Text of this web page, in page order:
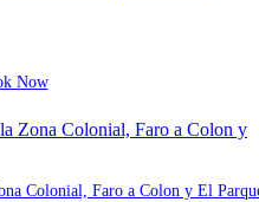
Now
Colonial, Faro a Colon y El